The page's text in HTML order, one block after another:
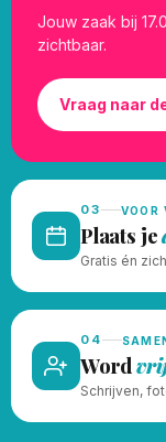
Jouw zaak bij
zichtbaar.
Vraag naar
03 VOOR
Plaats je
Gratis én
04
Word
Schrijven,